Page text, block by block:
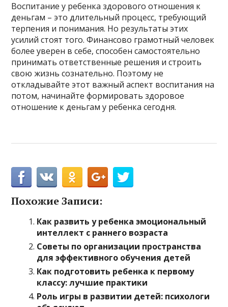
Воспитание у ребенка здорового отношения к
деньгам – это длительный процесс, требующий
терпения и понимания. Но результаты этих
усилий стоят того. Финансово грамотный человек
более уверен в себе, способен самостоятельно
принимать ответственные решения и строить
свою жизнь сознательно. Поэтому не
откладывайте этот важный аспект воспитания на
потом, начинайте формировать здоровое
отношение к деньгам у ребенка сегодня.
Похожие Записи:
Как развить у ребенка эмоциональный
интеллект с раннего возраста
Советы по организации пространства
для эффективного обучения детей
Как подготовить ребенка к первому
классу: лучшие практики
Роль игры в развитии детей: психологи